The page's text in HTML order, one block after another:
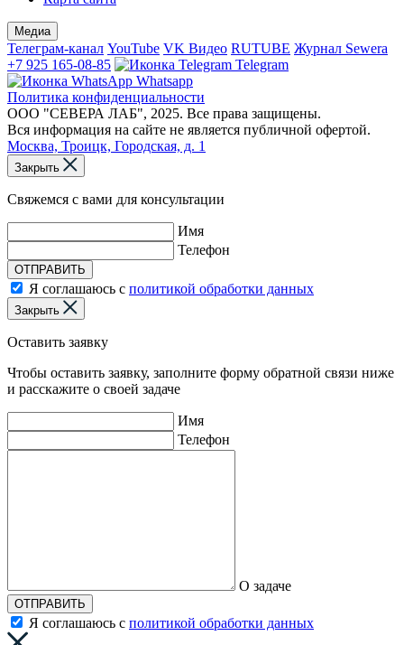
Медиа
Телеграм-канал YouTube VK Видео RUTUBE Журнал Sewera
+7 925 165-08-85
Telegram
Whatsapp
Политика конфиденциальности
ООО "СЕВЕРА ЛАБ", 2025. Все права защищены.
Вся информация на сайте не является публичной офертой.
Москва, Троицк, Городская, д. 1
Закрыть
Свяжемся с вами для консультации
Имя
Телефон
ОТПРАВИТЬ
Я соглашаюсь с политикой обработки данных
Закрыть
Оставить заявку
Чтобы оставить заявку, заполните форму обратной связи ниже
и расскажите о своей задаче
Имя
Телефон
О задаче
ОТПРАВИТЬ
Я соглашаюсь с политикой обработки данных